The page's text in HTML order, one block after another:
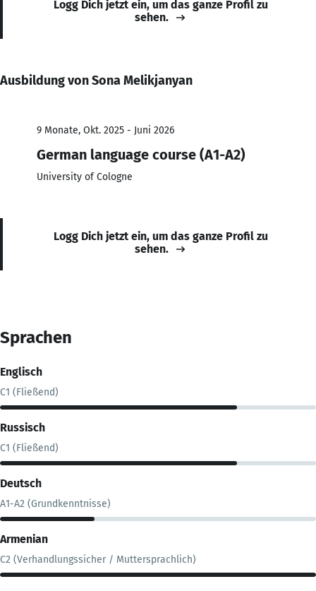
Logg Dich jetzt ein, um das ganze Profil zu
sehen.
Ausbildung von Sona Melikjanyan
9 Monate, Okt. 2025 - Juni 2026
German language course (A1-A2)
University of Cologne
Logg Dich jetzt ein, um das ganze Profil zu
sehen.
Sprachen
Englisch
C1 (Fließend)
Russisch
C1 (Fließend)
Deutsch
A1-A2 (Grundkenntnisse)
Armenian
C2 (Verhandlungssicher / Muttersprachlich)